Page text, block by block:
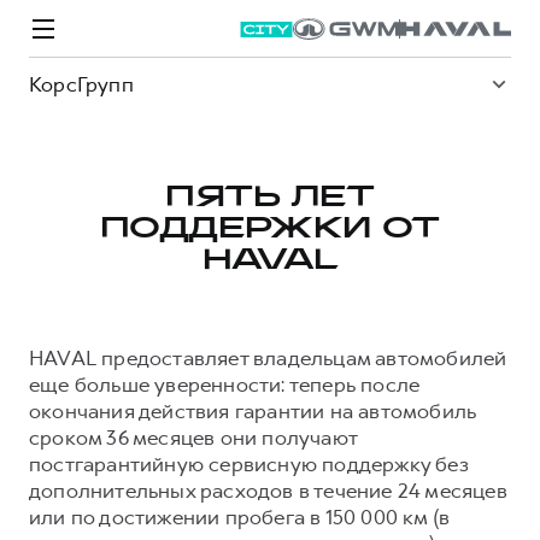
КорсГрупп
от 2 049 000 ₽ от 2 049 000 ₽
Покупателям
Автомобили в наличии
Конфигуратор HAVAL
Аксессуары HAVAL
Каталоги и прайс-листы
Все о сервисе
Запись на сервис
Моторное масло
Стоимость ТО
Спецпредложения
Покупателям
Владельцам
О бренде
Новости
О GWM
ИНФОРМАЦИЯ О ДИЛЕРЕ
ПЯТЬ ЛЕТ
ПОДДЕРЖКИ ОТ
HAVAL
HAVAL предоставляет владельцам автомобилей
еще больше уверенности: теперь после
окончания действия гарантии на автомобиль
сроком 36 месяцев они получают
постгарантийную сервисную поддержку без
дополнительных расходов в течение 24 месяцев
или по достижении пробега в 150 000 км (в